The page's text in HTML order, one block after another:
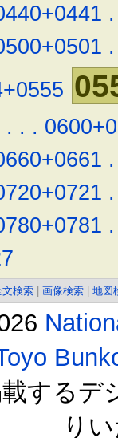
.
.
. . .
.
.
.
文検索 画像検索 地図
するデ
り